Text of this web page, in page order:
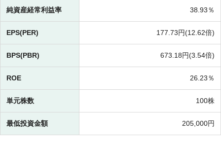
純資産経常利益率 38.93％
EPS(PER) 177.73円(12.62倍)
BPS(PBR) 673.18円(3.54倍)
ROE 26.23％
単元株数 100株
最低投資金額 205,000円